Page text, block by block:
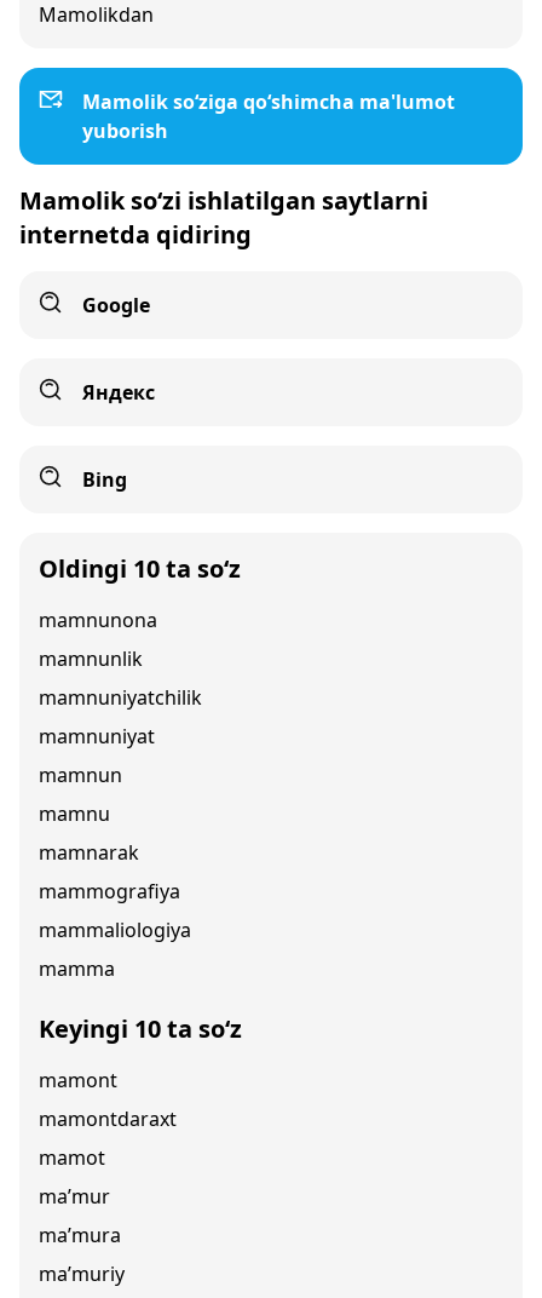
Mamolikdan
Mamolik so‘ziga qo‘shimcha ma'lumot
yuborish
Mamolik so‘zi ishlatilgan saytlarni
internetda qidiring
Google
Яндекс
Bing
Oldingi 10 ta so‘z
mamnunona
mamnunlik
mamnuniyatchilik
mamnuniyat
mamnun
mamnu
mamnarak
mammografiya
mammaliologiya
mamma
Keyingi 10 ta so‘z
mamont
mamontdaraxt
mamot
ma’mur
ma’mura
ma’muriy